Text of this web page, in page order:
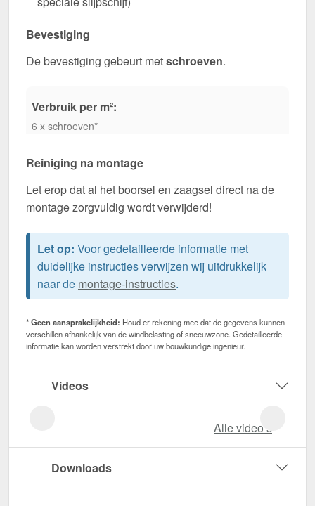
Bevestiging
De bevestiging gebeurt metschroeven.
Verbruik per m²:
6 x schroeven*
Reiniging na montage
Let erop dat al het boorsel en zaagsel direct na de
montage zorgvuldig wordt verwijderd!
Let op: Voor gedetailleerde informatie met
duidelijke instructies verwijzen wij uitdrukkelijk
naar de montage-instructies.
* Geen aansprakelijkheid: Houd er rekening mee dat de gegevens kunnen
verschillen afhankelijk van de windbelasting of sneeuwzone. Gedetailleerde
informatie kan worden verstrekt door uw bouwkundige ingenieur.
Videos
Alle video‘s
Downloads